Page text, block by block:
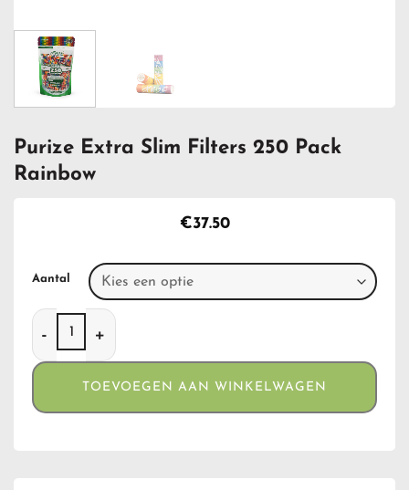
Purize Extra Slim Filters 250 Pack
Rainbow
€37.50
Aantal
Purize Extra Slim Filters 250 Pack Rainbow aantal
TOEVOEGEN AAN WINKELWAGEN